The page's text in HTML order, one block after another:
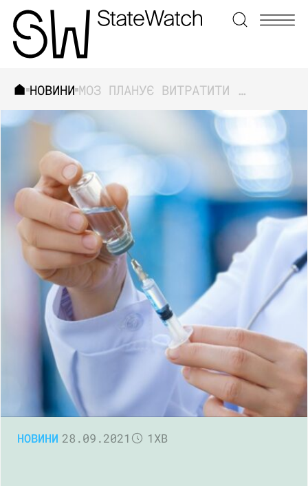
ЗНАЙТИ
НОВИНИ МОЗ ПЛАНУЄ ВИТРАТИТИ НА COVID-ВАКЦИНИ 7,8 МІЛЬЯРДІВ ДО 2024 РОКУ
НОВИНИ 28.09.2021 1ХВ